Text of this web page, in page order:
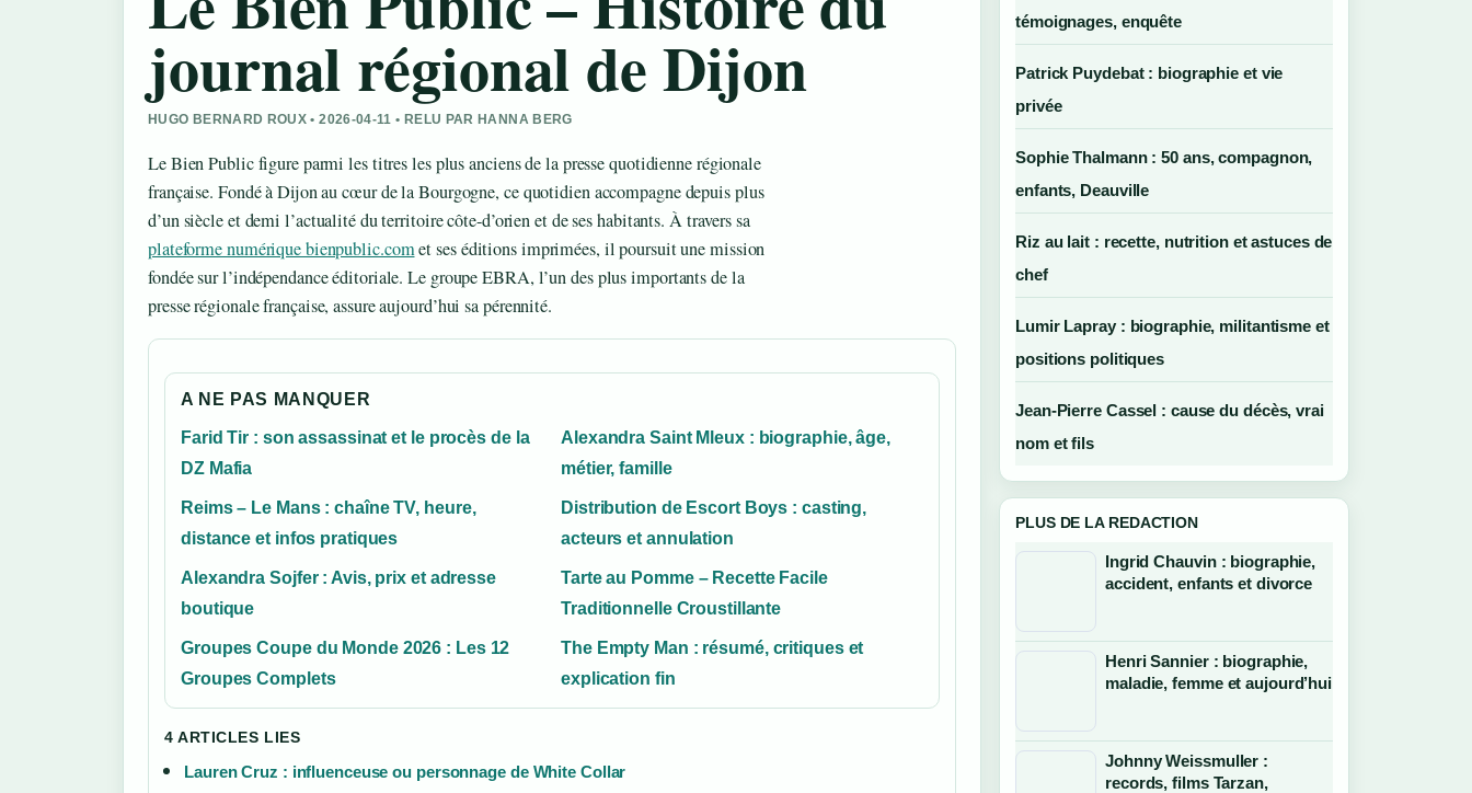
journal régional de Dijon
HUGO BERNARD ROUX • 2026-04-11 • RELU PAR HANNA BERG
Le Bien Public figure parmi les titres les plus anciens de la presse quotidienne régionale
française. Fondé à Dijon au cœur de la Bourgogne, ce quotidien accompagne depuis plus
d’un siècle et demi l’actualité du territoire côte-d’orien et de ses habitants. À travers sa
plateforme numérique bienpublic.comet ses éditions imprimées, il poursuit une mission
fondée sur l’indépendance éditoriale. Le groupe EBRA, l’un des plus importants de la
presse régionale française, assure aujourd’hui sa pérennité.
A NE PAS MANQUER
Farid Tir : son assassinat et le procès de la
DZ Mafia
Alexandra Saint Mleux : biographie, âge,
métier, famille
Reims – Le Mans : chaîne TV, heure,
distance et infos pratiques
Distribution de Escort Boys : casting,
acteurs et annulation
Alexandra Sojfer : Avis, prix et adresse
boutique
Tarte au Pomme – Recette Facile
Traditionnelle Croustillante
Groupes Coupe du Monde 2026 : Les 12
Groupes Complets
The Empty Man : résumé, critiques et
explication fin
4 ARTICLES LIES
Lauren Cruz : influenceuse ou personnage de White Collar
témoignages, enquête
Patrick Puydebat : biographie et vie
privée
Sophie Thalmann : 50 ans, compagnon,
enfants, Deauville
Riz au lait : recette, nutrition et astuces de
chef
Lumir Lapray : biographie, militantisme et
positions politiques
Jean-Pierre Cassel : cause du décès, vrai
nom et fils
PLUS DE LA REDACTION
Ingrid Chauvin : biographie,
accident, enfants et divorce
Henri Sannier : biographie,
maladie, femme et aujourd’hui
Johnny Weissmuller :
records, films Tarzan,